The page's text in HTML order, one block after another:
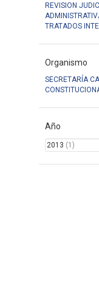
REVISION
TRATADOS
Organismo
SECRETARÍA
Año
2013 (1)